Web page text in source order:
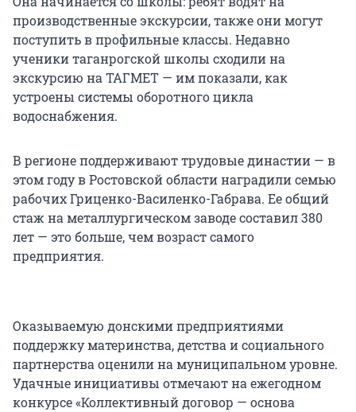
производственные экскурсии, также они могут
поступить в профильные классы. Недавно
ученики таганрогской школы сходили на
экскурсию на ТАГМЕТ — им показали, как
устроены системы оборотного цикла
водоснабжения.
В регионе поддерживают трудовые династии — в
этом году в Ростовской области наградили семью
рабочих Гриценко-Василенко-Габрава. Ее общий
стаж на металлургическом заводе составил 380
лет — это больше, чем возраст самого
предприятия.
Оказываемую донскими предприятиями
поддержку материнства, детства и социального
партнерства оценили на муниципальном уровне.
Удачные инициативы отмечают на ежегодном
конкурсе «Коллективный договор — основа